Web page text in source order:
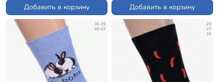
Добавить в корзину
Добавить в корзину
36-39
40-43
25
27
29